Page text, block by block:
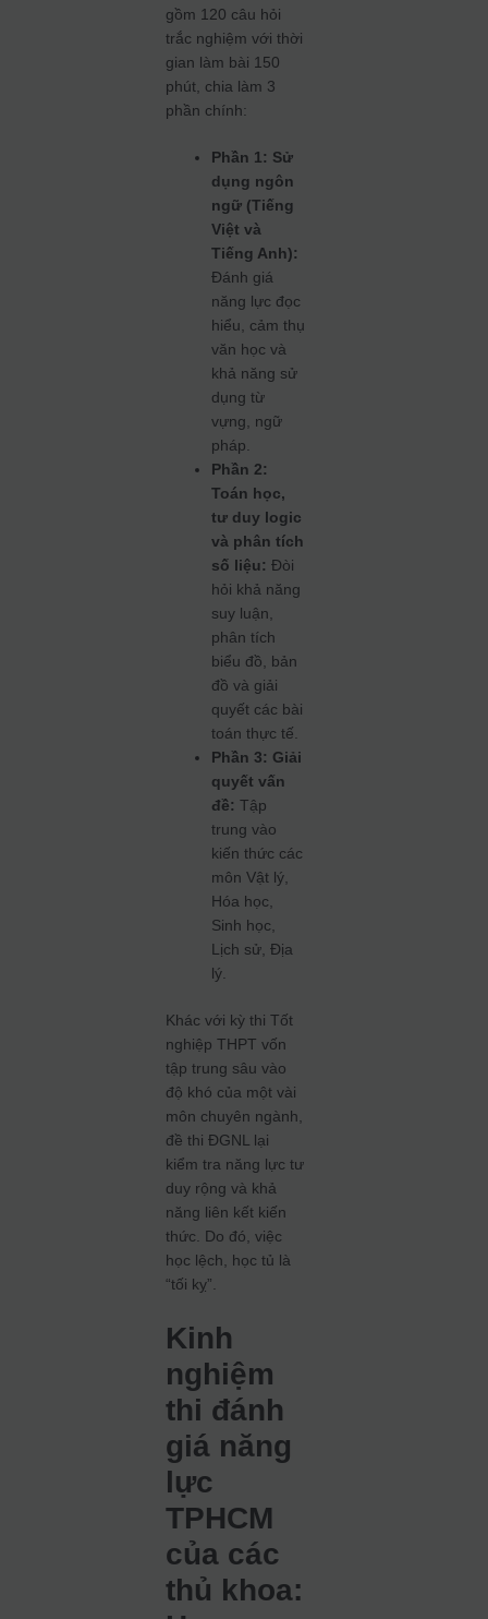
gồm 120 câu hỏi
trắc nghiệm với thời
gian làm bài 150
phút, chia làm 3
phần chính:
Phần 1: Sử
dụng ngôn
ngữ (Tiếng
Việt và
Tiếng Anh):
Đánh giá
năng lực đọc
hiểu, cảm thụ
văn học và
khả năng sử
dụng từ
vựng, ngữ
pháp.
Phần 2:
Toán học,
tư duy logic
và phân tích
số liệu: Đòi
hỏi khả năng
suy luận,
phân tích
biểu đồ, bản
đồ và giải
quyết các bài
toán thực tế.
Phần 3: Giải
quyết vấn
đề: Tập
trung vào
kiến thức các
môn Vật lý,
Hóa học,
Sinh học,
Lịch sử, Địa
lý.
Khác với kỳ thi Tốt
nghiệp THPT vốn
tập trung sâu vào
độ khó của một vài
môn chuyên ngành,
đề thi ĐGNL lại
kiểm tra năng lực tư
duy rộng và khả
năng liên kết kiến
thức. Do đó, việc
học lệch, học tủ là
“tối kỵ”.
Kinh
nghiệm
thi đánh
giá năng
lực
TPHCM
của các
thủ khoa: